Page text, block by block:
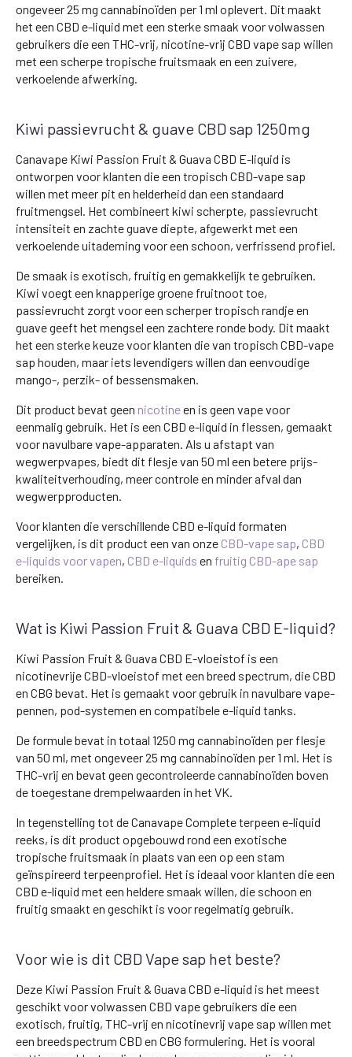
ongeveer 25 mg cannabinoïden per 1 ml oplevert. Dit maakt
het een CBD e-liquid met een sterke smaak voor volwassen
gebruikers die een THC-vrij, nicotine-vrij CBD vape sap willen
met een scherpe tropische fruitsmaak en een zuivere,
verkoelende afwerking.
Kiwi passievrucht & guave CBD sap 1250mg
Canavape Kiwi Passion Fruit & Guava CBD E-liquid is
ontworpen voor klanten die een tropisch CBD-vape sap
willen met meer pit en helderheid dan een standaard
fruitmengsel. Het combineert kiwi scherpte, passievrucht
intensiteit en zachte guave diepte, afgewerkt met een
verkoelende uitademing voor een schoon, verfrissend profiel.
De smaak is exotisch, fruitig en gemakkelijk te gebruiken.
Kiwi voegt een knapperige groene fruitnoot toe,
passievrucht zorgt voor een scherper tropisch randje en
guave geeft het mengsel een zachtere ronde body. Dit maakt
het een sterke keuze voor klanten die van tropisch CBD-vape
sap houden, maar iets levendigers willen dan eenvoudige
mango-, perzik- of bessensmaken.
Dit product bevat geen nicotineen is geen vape voor
eenmalig gebruik. Het is een CBD e-liquid in flessen, gemaakt
voor navulbare vape-apparaten. Als u afstapt van
wegwerpvapes, biedt dit flesje van 50 ml een betere prijs-
kwaliteitverhouding, meer controle en minder afval dan
wegwerpproducten.
Voor klanten die verschillende CBD e-liquid formaten
vergelijken, is dit product een van onze CBD-vape sap, CBD
e-liquids voor vapen, CBD e-liquids en fruitig CBD-ape sap
bereiken.
Wat is Kiwi Passion Fruit & Guava CBD E-liquid?
Kiwi Passion Fruit & Guava CBD E-vloeistof is een
nicotinevrije CBD-vloeistof met een breed spectrum, die CBD
en CBG bevat. Het is gemaakt voor gebruik in navulbare vape-
pennen, pod-systemen en compatibele e-liquid tanks.
De formule bevat in totaal 1250 mg cannabinoïden per flesje
van 50 ml, met ongeveer 25 mg cannabinoïden per 1 ml. Het is
THC-vrij en bevat geen gecontroleerde cannabinoïden boven
de toegestane drempelwaarden in het VK.
In tegenstelling tot de Canavape Complete terpeen e-liquid
reeks, is dit product opgebouwd rond een exotische
tropische fruitsmaak in plaats van een op een stam
geïnspireerd terpeenprofiel. Het is ideaal voor klanten die een
CBD e-liquid met een heldere smaak willen, die schoon en
fruitig smaakt en geschikt is voor regelmatig gebruik.
Voor wie is dit CBD Vape sap het beste?
Deze Kiwi Passion Fruit & Guava CBD e-liquid is het meest
geschikt voor volwassen CBD vape gebruikers die een
exotisch, fruitig, THC-vrij en nicotinevrij vape sap willen met
een breedspectrum CBD en CBG formulering. Het is vooral